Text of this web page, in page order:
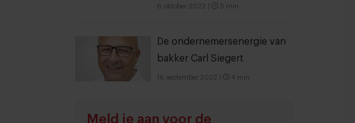
6 oktober 2022 5 min
De ondernemersenergie van
bakker Carl Siegert
16 september 2022 4 min
Meld je aan voor de